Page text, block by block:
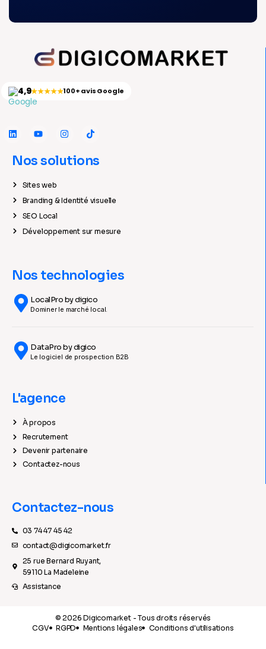
4,9★★★★★100+ avis Google
Nos solutions
Sites web
Branding & Identité visuelle
SEO Local
Développement sur mesure
Nos technologies
LocalPro by digico
Dominer le marché local.
DataPro by digico
Le logiciel de prospection B2B
L'agence
À propos
Recrutement
Devenir partenaire
Contactez-nous
Contactez-nous
03 74 47 45 42
contact@digicomarket.fr
25 rue Bernard Ruyant,
59110 La Madeleine
Assistance
© 2026 Digicomarket - Tous droits réservés
CGV
RGPD Mentions légales Conditions d'utilisations